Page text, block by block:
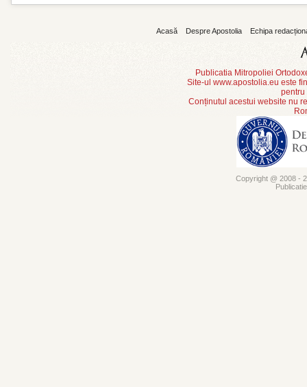
Acasă Despre Apostolia Echipa
Publicatia Mitropoliei
Site-ul www.apostolia.eu este
pentru
Conținutul acestui website nu
Copyright @ 2008 -